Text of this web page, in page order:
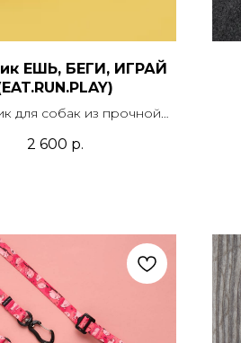
ЕШЬ, БЕГИ, ИГРАЙ
для собак из прочной
и подложкой из стропы.
2 600 р.